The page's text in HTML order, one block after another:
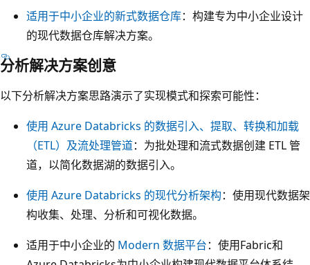
为
A
z
适用于中小企业的新式数据仓库：构建专为中小企业设计
的现代数据仓库解决方案。
分析解决方案创意
以下分析解决方案思路演示了实现模式和探索可能性：
使用 Azure Databricks 的数据引入、提取、转换和加载
（ETL）及流处理管道：为批处理和流式数据创建 ETL 管
道，以简化数据湖的数据引入。
使用 Azure Databricks 的现代分析架构：使用现代数据架
构收集、处理、分析和可视化数据。
适用于中小企业的 Modern 数据平台：使用Fabric和